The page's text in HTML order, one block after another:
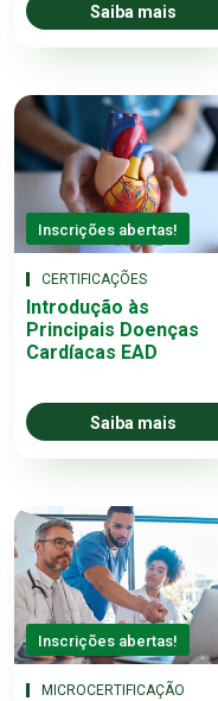
Saiba mais
Inscrições abertas!
CERTIFICAÇÕES
Introdução às
Principais Doenças
Cardíacas EAD
Saiba mais
Inscrições abertas!
MICROCERTIFICAÇÃO